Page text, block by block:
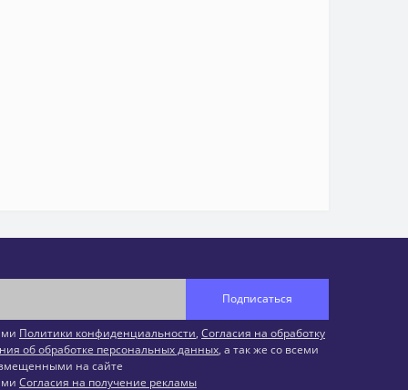
Подписаться
Политики конфиденциальности, Согласия на обработку
об обработке персональных данных, а так же со всеми
на сайте
Согласия на получение рекламы